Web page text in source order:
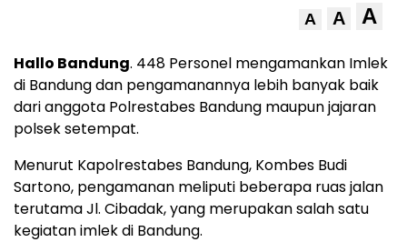
A A A
Hallo Bandung. 448 Personel mengamankan Imlek
di Bandung dan pengamanannya lebih banyak baik
dari anggota Polrestabes Bandung maupun jajaran
polsek setempat.
Menurut Kapolrestabes Bandung, Kombes Budi
Sartono, pengamanan meliputi beberapa ruas jalan
terutama Jl. Cibadak, yang merupakan salah satu
kegiatan imlek di Bandung.